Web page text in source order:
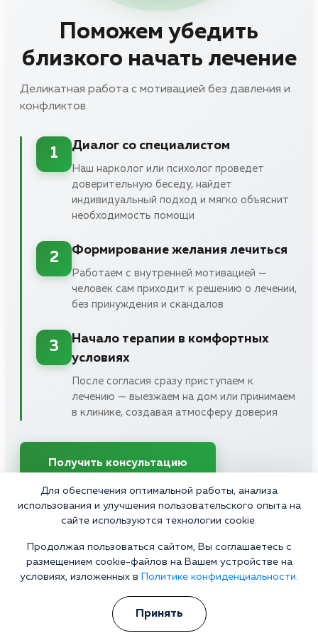
Поможем убедить
близкого начать лечение
Деликатная работа с мотивацией без давления и
конфликтов
1
Диалог со специалистом
Наш нарколог или психолог проведет
доверительную беседу, найдет
индивидуальный подход и мягко объяснит
необходимость помощи
2
Формирование желания лечиться
Работаем с внутренней мотивацией —
человек сам приходит к решению о лечении,
без принуждения и скандалов
3
Начало терапии в комфортных
условиях
После согласия сразу приступаем к
лечению — выезжаем на дом или принимаем
в клинике, создавая атмосферу доверия
Получить консультацию
Конфиденциально • Работаем 24/7 • Выезд в течение часа
Отзывы
Для обеспечения оптимальной работы, анализа
использования и улучшения пользовательского опыта на
сайте используются технологии cookie.
Продолжая пользоваться сайтом, Вы соглашаетесь с
размещением cookie-файлов на Вашем устройстве на
условиях, изложенных в
Политике конфиденциальности.
Принять